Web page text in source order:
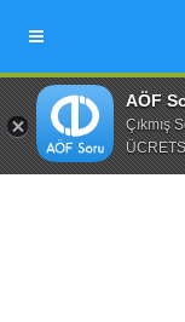
AÖF
Çıkmış